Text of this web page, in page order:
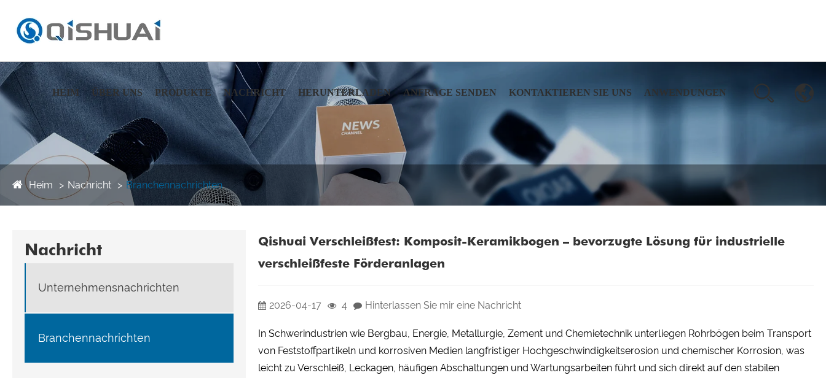
HEIM ÜBER UNS PRODUKTE NACHRICHT HERUNTERLADEN ANFRAGE SENDEN KONTAKTIEREN SIE UNS ANWENDUNGEN
Heim Nachricht Branchennachrichten
Nachricht
Unternehmensnachrichten
Branchennachrichten
​Qishuai Verschleißfest: Komposit-Keramikbogen – bevorzugte Lösung für industrielle
verschleißfeste Förderanlagen
2026-04-17 4 Hinterlassen Sie mir eine Nachricht
In Schwerindustrien wie Bergbau, Energie, Metallurgie, Zement und Chemietechnik unterliegen Rohrbögen beim Transport
von Feststoffpartikeln und korrosiven Medien langfristiger Hochgeschwindigkeitserosion und chemischer Korrosion, was
leicht zu Verschleiß, Leckagen, häufigen Abschaltungen und Wartungsarbeiten führt und sich direkt auf den stabilen